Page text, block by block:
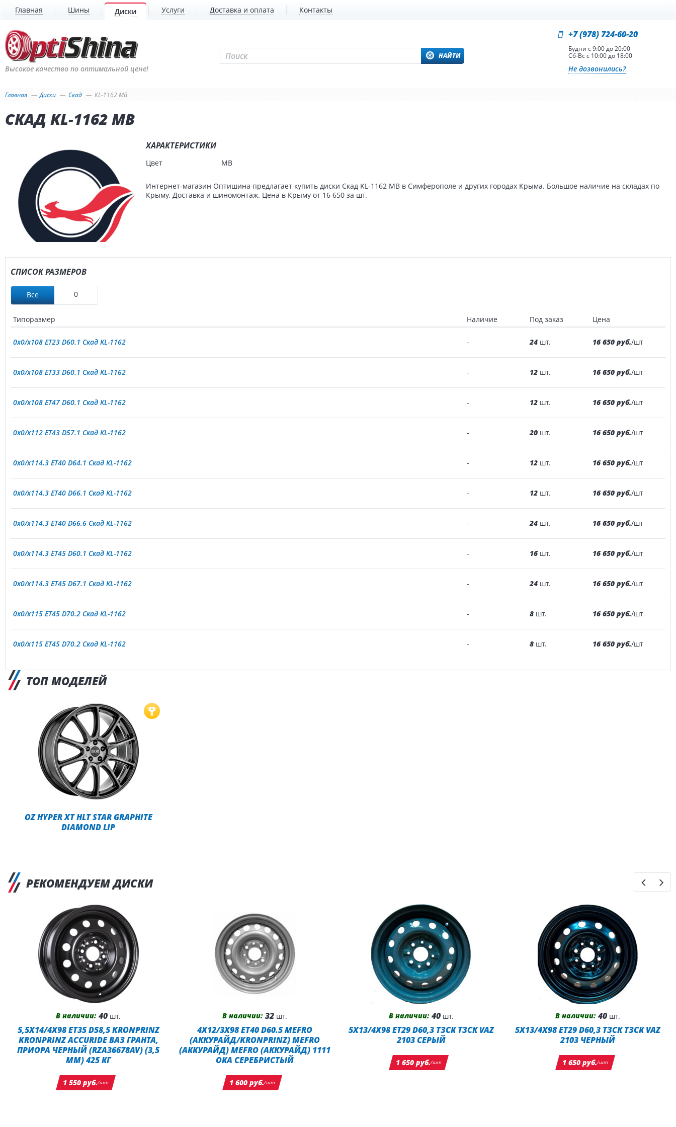
Главная Шины Диски Услуги Доставка и оплата Контакты
Высокое качество по оптимальной цене!
НАЙТИ
+7 (978) 724-60-20
Будни с 9:00 до 20:00
Сб-Вс с 10:00 до 18:00
Не дозвонились?
Главная Диски Скад KL-1162 MB
СКАД KL-1162 MB
ХАРАКТЕРИСТИКИ
Цвет MB
Интернет-магазин Оптишина предлагает купить диски Скад KL-1162 MB в Симферополе и других городах Крыма. Большое наличие на складах по
Крыму. Доставка и шиномонтаж. Цена в Крыму от 16 650 за шт.
СПИСОК РАЗМЕРОВ
Все 0
Типоразмер Наличие Под заказ Цена
0x0/x108 ET23 D60.1 Скад KL-1162 - 24 шт. 16 650 руб./шт
0x0/x108 ET33 D60.1 Скад KL-1162 - 12 шт. 16 650 руб./шт
0x0/x108 ET47 D60.1 Скад KL-1162 - 12 шт. 16 650 руб./шт
0x0/x112 ET43 D57.1 Скад KL-1162 - 20 шт. 16 650 руб./шт
0x0/x114.3 ET40 D64.1 Скад KL-1162 - 12 шт. 16 650 руб./шт
0x0/x114.3 ET40 D66.1 Скад KL-1162 - 12 шт. 16 650 руб./шт
0x0/x114.3 ET40 D66.6 Скад KL-1162 - 24 шт. 16 650 руб./шт
0x0/x114.3 ET45 D60.1 Скад KL-1162 - 16шт. 16 650 руб./шт
0x0/x114.3 ET45 D67.1 Скад KL-1162 - 24 шт. 16 650 руб./шт
0x0/x115 ET45 D70.2 Скад KL-1162 - 8 шт. 16 650 руб./шт
0x0/x115 ET45 D70.2 Скад KL-1162 - 8 шт. 16 650 руб./шт
ТОП МОДЕЛЕЙ
OZ HYPER XT HLT STAR GRAPHITE
DIAMOND LIP
РЕКОМЕНДУЕМ ДИСКИ
В наличии: 40 шт.
5,5X14/4X98 ET35 D58,5 KRONPRINZ
KRONPRINZ ACCURIDE ВАЗ ГРАНТА,
ПРИОРА ЧЕРНЫЙ (RZA36678AV) (3,5
ММ) 425 КГ
1 550 руб./шт
В наличии: 32 шт.
4X12/3X98 ET40 D60.5 MEFRO
(АККУРАЙД/KRONPRINZ) MEFRO
(АККУРАЙД) MEFRO (АККУРАЙД) 1111
ОКА СЕРЕБРИСТЫЙ
1 600 руб./шт
В наличии: 40 шт.
5X13/4X98 ET29 D60,3 ТЗСК ТЗСК VAZ
2103 СЕРЫЙ
1 650 руб./шт
В наличии: 40 шт.
5X13/4X98 ET29 D60,3 ТЗСК ТЗСК VAZ
2103 ЧЕРНЫЙ
1 650 руб./шт